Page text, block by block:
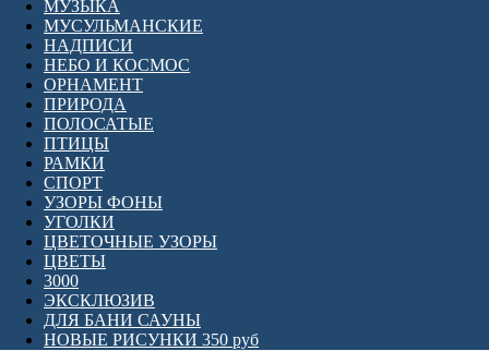
МУЗЫКА
МУСУЛЬМАНСКИЕ
НАДПИСИ
НЕБО И КОСМОС
ОРНАМЕНТ
ПРИРОДА
ПОЛОСАТЫЕ
ПТИЦЫ
РАМКИ
СПОРТ
УЗОРЫ ФОНЫ
УГОЛКИ
ЦВЕТОЧНЫЕ УЗОРЫ
ЦВЕТЫ
3000
ЭКСКЛЮЗИВ
ДЛЯ БАНИ САУНЫ
НОВЫЕ РИСУНКИ 350 руб